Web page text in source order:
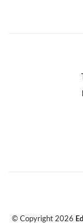
© Copyright 2026